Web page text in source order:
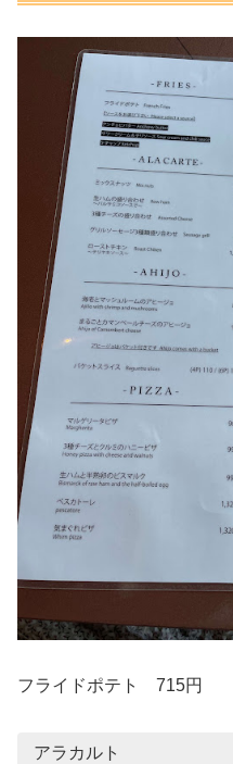
フライドポテト 715円
アラカルト